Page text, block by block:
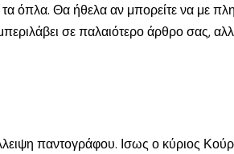
τα όπλα. Θα ήθελα αν μπορείτε να με
σε παλαιότερο άρθρο σας,
παντογράφου. Ισως ο κύριος